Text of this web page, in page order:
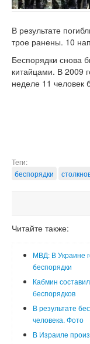
В результате
трое ранены. 10
Беспорядки снова
китайцами. В 2009
неделе 11 человек
Теги:
беспорядки
Читайте также:
МВД: В Украине
беспорядки
Кабмин
беспорядков
В результате
человека. Фото
В Израиле